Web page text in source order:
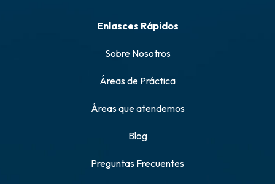
Enlasces Rápidos
Sobre Nosotros
Áreas de Práctica
Áreas que atendemos
Blog
Preguntas Frecuentes